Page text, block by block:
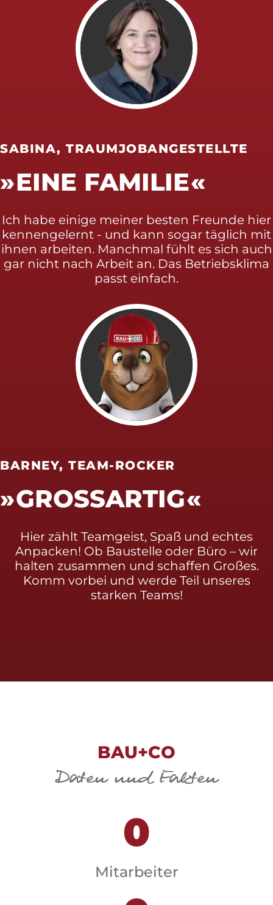
EINE FAMILIE
SABINA, TRAUMJOBANGESTELLTE
Ich habe einige meiner besten Freunde hier
kennengelernt - und kann sogar täglich mit
ihnen arbeiten. Manchmal fühlt es sich auch
gar nicht nach Arbeit an. Das Betriebsklima
passt einfach.
GROSSARTIG
BARNEY, TEAM-ROCKER
Hier zählt Teamgeist, Spaß und echtes
Anpacken! Ob Baustelle oder Büro – wir
halten zusammen und schaffen Großes.
Komm vorbei und werde Teil unseres
starken Teams!
BAU+CO
Daten und Fakten
0
Mitarbeiter